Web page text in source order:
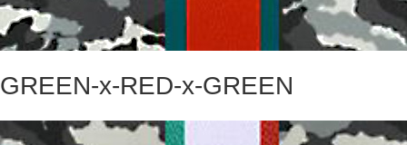
GREEN-x-RED-x-GREEN